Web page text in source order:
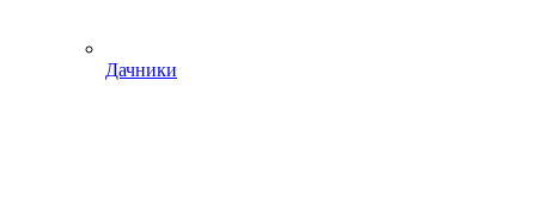
Дачники